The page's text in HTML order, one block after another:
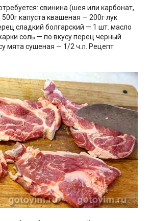
свинина (шея или карбонат,
капуста квашеная — 200г лук
сладкий болгарский — 1 шт. масло
соль — по вкусу перец черный
мята сушеная — 1/2 ч.л. Рецепт